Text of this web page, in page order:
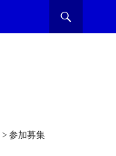
> 参加募集